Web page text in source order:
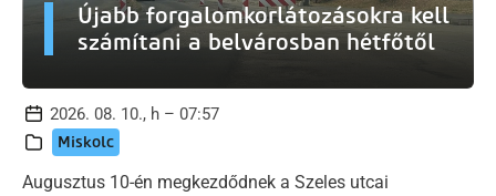
Újabb forgalomkorlátozásokra kell
számítani a belvárosban hétfőtől
2026. 08. 10., h – 07:57
Miskolc
Augusztus 10-én megkezdődnek a Szeles utcai